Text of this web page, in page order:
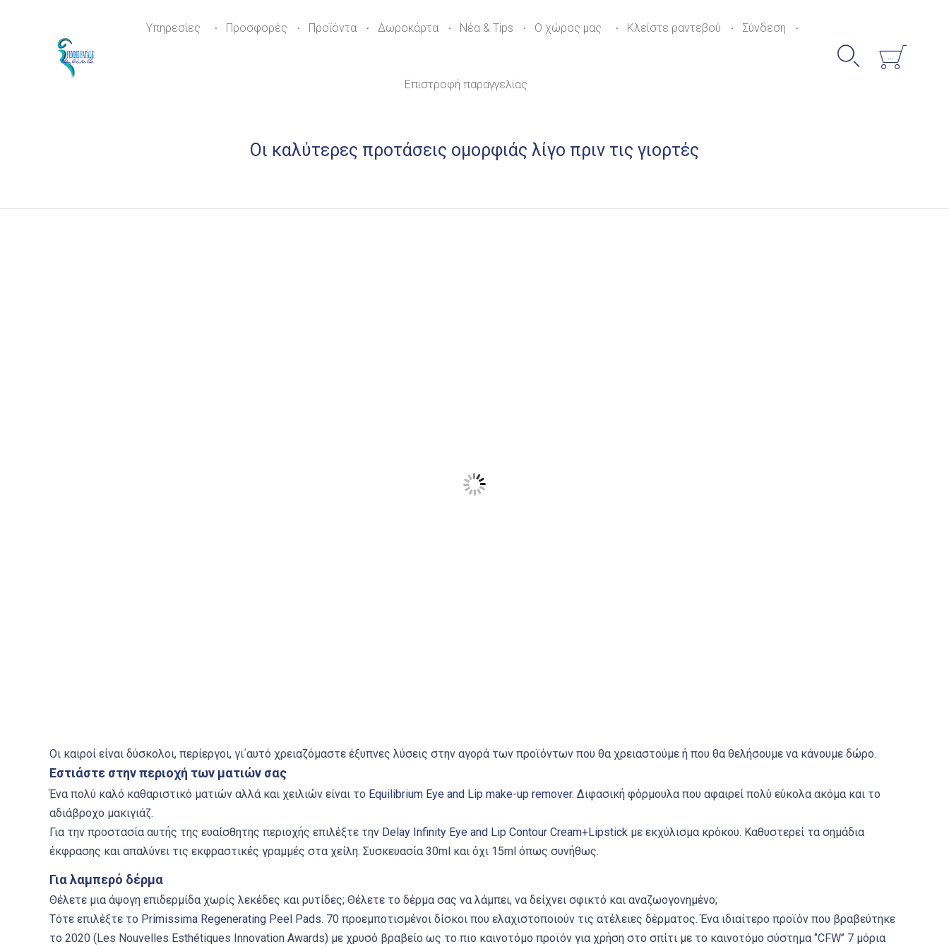
Υπηρεσίες Προσφορές Προϊόντα Δωροκάρτα Νέα & Tips Ο χώρος μας Κλείστε ραντεβού Σύνδεση
Επιστροφή παραγγελίας
 
...
Οι καλύτερες προτάσεις ομορφιάς λίγο πριν τις γιορτές
Οι καιροί είναι δύσκολοι, περίεργοι, γι΄αυτό χρειαζόμαστε έξυπνες λύσεις στην αγορά των προϊόντων που θα χρειαστούμε ή που θα θελήσουμε να κάνουμε δώρο.
Εστιάστε στην περιοχή των ματιών σας
Ένα πολύ καλό καθαριστικό ματιών αλλά και χειλιών είναι το Equilibrium Eye and Lip make-up remover. Διφασική φόρμουλα που αφαιρεί πολύ εύκολα ακόμα και το
αδιάβροχο μακιγιάζ.
Για την προστασία αυτής της ευαίσθητης περιοχής επιλέξτε την Delay Infinity Eye and Lip Contour Cream+Lipstick με εκχύλισμα κρόκου. Καθυστερεί τα σημάδια
έκφρασης και απαλύνει τις εκφραστικές γραμμές στα χείλη. Συσκευασία 30ml και όχι 15ml όπως συνήθως.
Για λαμπερό δέρμα
Θέλετε μια άψογη επιδερμίδα χωρίς λεκέδες και ρυτίδες; Θέλετε το δέρμα σας να λάμπει, να δείχνει σφικτό και αναζωογονημένο;
Τότε επιλέξτε το Primissima Regenerating Peel Pads. 70 προεμποτισμένοι δίσκοι που ελαχιστοποιούν τις ατέλειες δέρματος. Ένα ιδιαίτερο προϊόν που βραβεύτηκε
το 2020 (Les Nouvelles Esthétiques Innovation Awards) με χρυσό βραβείο ως το πιο καινοτόμο προϊόν για χρήση στο σπίτι με το καινοτόμο σύστημα ‘’CFW’’ 7 μόρια